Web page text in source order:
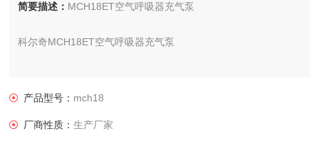
简要描述： MCH18ET空气呼吸器充气泵
科尔奇MCH18ET空气呼吸器充气泵
产品型号： mch18
厂商性质：生产厂家